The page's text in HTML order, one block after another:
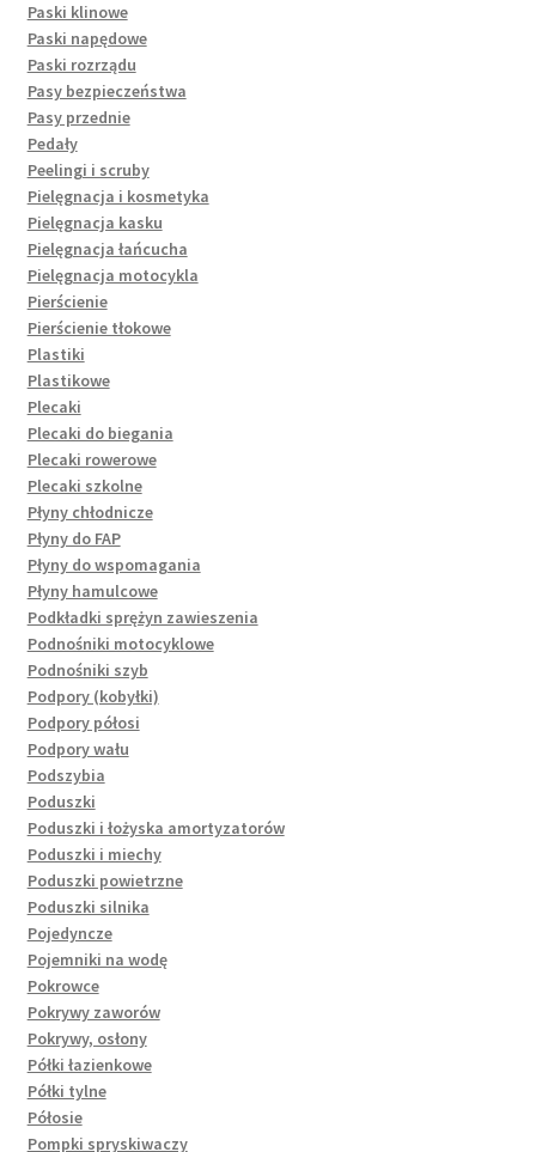
Paski klinowe
Paski napędowe
Paski rozrządu
Pasy bezpieczeństwa
Pasy przednie
Pedały
Peelingi i scruby
Pielęgnacja i kosmetyka
Pielęgnacja kasku
Pielęgnacja łańcucha
Pielęgnacja motocykla
Pierścienie
Pierścienie tłokowe
Plastiki
Plastikowe
Plecaki
Plecaki do biegania
Plecaki rowerowe
Plecaki szkolne
Płyny chłodnicze
Płyny do FAP
Płyny do wspomagania
Płyny hamulcowe
Podkładki sprężyn zawieszenia
Podnośniki motocyklowe
Podnośniki szyb
Podpory (kobyłki)
Podpory półosi
Podpory wału
Podszybia
Poduszki
Poduszki i łożyska amortyzatorów
Poduszki i miechy
Poduszki powietrzne
Poduszki silnika
Pojedyncze
Pojemniki na wodę
Pokrowce
Pokrywy zaworów
Pokrywy, osłony
Półki łazienkowe
Półki tylne
Półosie
Pompki spryskiwaczy